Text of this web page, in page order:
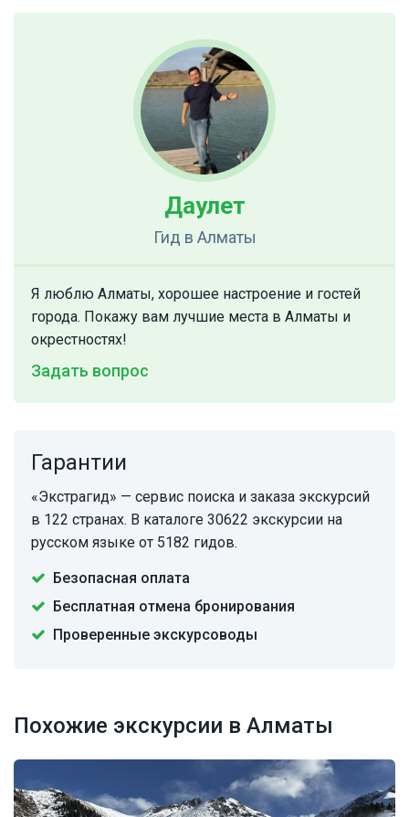
Даулет
Гид в Алматы
Я люблю Алматы, хорошее настроение и гостей
города. Покажу вам лучшие места в Алматы и
окрестностях!
Задать вопрос
Гарантии
«Экстрагид» — сервис поиска и заказа экскурсий
в 122 странах. В каталоге 30622 экскурсии на
русском языке от 5182 гидов.
Безопасная оплата
Бесплатная отмена бронирования
Проверенные экскурсоводы
Похожие экскурсии в Алматы